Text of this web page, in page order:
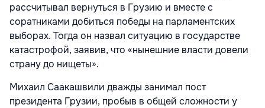
рассчитывал вернуться в Грузию и вместе с
соратниками добиться победы на парламентских
выборах. Тогда он назвал ситуацию в государстве
катастрофой, заявив, что «нынешние власти довели
страну до нищеты».
Михаил Саакашвили дважды занимал пост
президента Грузии, пробыв в общей сложности у